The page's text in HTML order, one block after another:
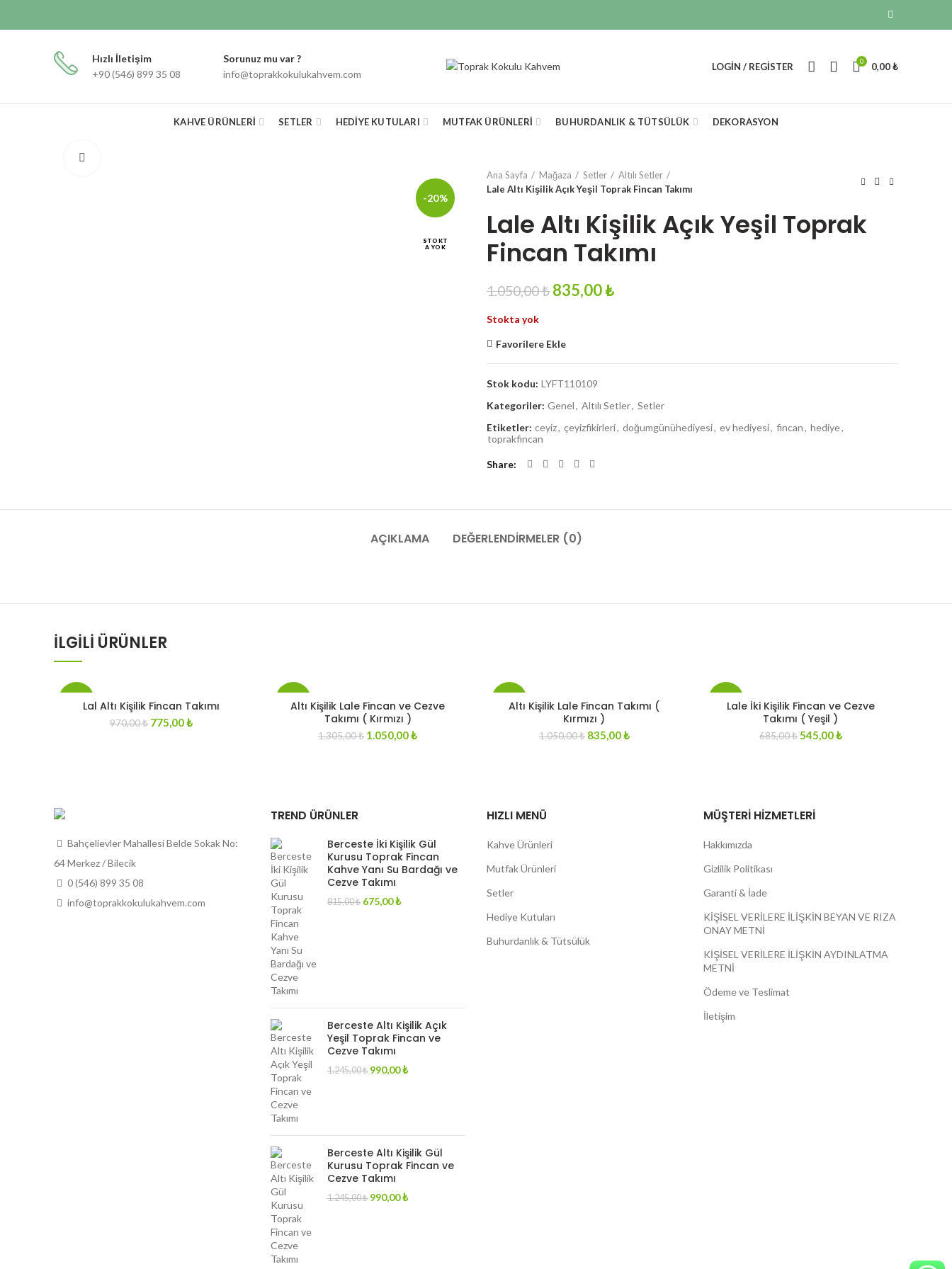
Hızlı İletişim
+90 (546) 899 35 08
Sorunuz mu var ?
info@toprakkokulukahvem.com
LOGIN / REGISTER 0 0,00₺
KAHVE ÜRÜNLERI SETLER HEDIYE KUTULARI MUTFAK ÜRÜNLERI BUHURDANLIK & TÜTSÜLÜK DEKORASYON
-20%
STOKT
A YOK
Ana Sayfa
Mağaza Setler
Altılı Setler
Lale Altı Kişilik Açık Yeşil Toprak Fincan Takımı
Lale Altı Kişilik Açık Yeşil Toprak
Fincan Takımı
1.050,00₺ Original
1.050,00 ₺.
835,00₺Current
Stokta yok
Favorilere Ekle
Stok kodu: LYFT110109
Kategoriler: Genel, Altılı Setler, Setler
Etiketler: ceyiz, çeyizfikirleri, doğumgünühediyesi, ev hediyesi, fincan, hediye,
toprakfincan
Share
AÇIKLAMA DEĞERLENDIRMELER (0)
İLGILI ÜRÜNLER
Lal Altı Kişilik Fincan Takımı
970,00₺ Original
775,00₺Current
-20%
Altı Kişilik Lale Fincan ve Cezve
Takımı ( Kırmızı )
1.305,00₺ Original
1.050,00₺Current
-20%
Altı Kişilik Lale Fincan Takımı (
Kırmızı )
1.050,00₺ Original
835,00₺Current
Lale İki Kişilik Fincan ve Cezve
Takımı ( Yeşil )
685,00₺ Original
545,00₺Current
Bahçelievler Mahallesi Belde Sokak No:
64 Merkez / Bilecik
0 (546) 899 35 08
info@toprakkokulukahvem.com
TREND ÜRÜNLER
Berceste İki Kişilik Gül
Kurusu Toprak Fincan
Kahve Yanı Su Bardağı ve
Cezve Takımı
815,00₺ Original
675,00₺Current
Berceste Altı Kişilik Açık
Yeşil Toprak Fincan ve
Cezve Takımı
1.245,00₺ Original
990,00₺Current
Berceste Altı Kişilik Gül
Kurusu Toprak Fincan ve
Cezve Takımı
1.245,00₺ Original
990,00₺Current
HIZLI MENÜ
Kahve Ürünleri
Mutfak Ürünleri
Setler
Hediye Kutuları
Buhurdanlık & Tütsülük
MÜŞTERI HIZMETLERI
Hakkımızda
Gizlilik Politikası
Garanti & İade
KİŞİSEL VERİLERE İLİŞKİN BEYAN VE RIZA
ONAY METNİ
KİŞİSEL VERİLERE İLİŞKİN AYDINLATMA
METNİ
Ödeme ve Teslimat
İletişim